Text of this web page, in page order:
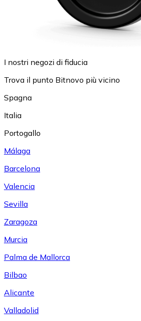
I nostri negozi di fiducia
Trova il punto Bitnovo più vicino
Spagna
Italia
Portogallo
Málaga
Barcelona
Valencia
Sevilla
Zaragoza
Murcia
Palma de Mallorca
Bilbao
Alicante
Valladolid